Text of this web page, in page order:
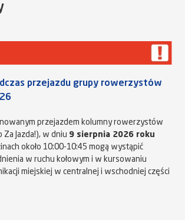
przejazdu grupy rowerzystów
przejazdem kolumny rowerzystów
Za Jazda!), w dniu 9 sierpnia 2026 roku
około 10:00-10:45 mogą wystąpić
w ruchu kołowym i w kursowaniu
miejskiej w centralnej i wschodniej części